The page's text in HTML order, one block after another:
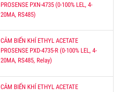
PROSENSE PXN-4735 (0-100% LEL, 4-
20MA, RS485)
CẢM BIẾN KHÍ ETHYL ACETATE
PROSENSE PXD-4735-R (0-100% LEL, 4-
20MA, RS485, Relay)
CẢM BIẾN KHÍ ETHYL ACETATE